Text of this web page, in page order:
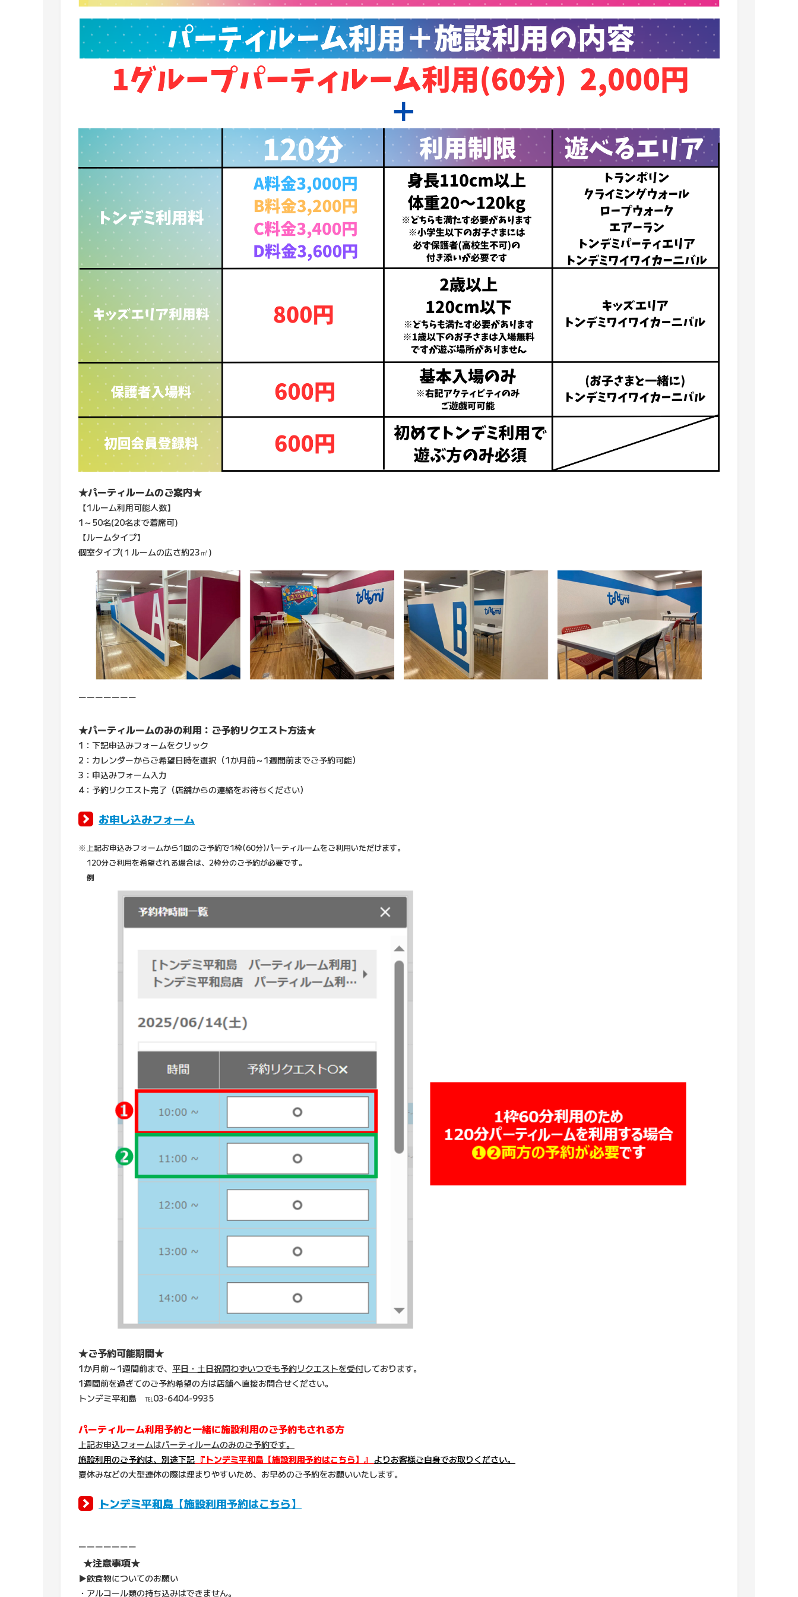
★パーティルームのご案内★
【1ルーム利用可能人数】
1～50名(20名まで着席可)
【ルームタイプ】
個室タイプ(１ルームの広さ約23㎡)
ーーーーーーー
★パーティルームのみの利用：ご予約リクエスト方法★
1：下記申込みフォームをクリック
2：カレンダーからご希望日時を選択（1か月前～1週間前までご予約可能）
3：申込みフォーム入力
4：予約リクエスト完了（店舗からの連絡をお待ちください）
お申し込みフォーム
※上記お申込みフォームから1回のご予約で1枠(60分)パーティルームをご利用いただけます。
120分ご利用を希望される場合は、2枠分のご予約が必要です。
例
★ご予約可能期間★
1か月前～1週間前まで、 平日・土日祝問わずいつでも予約リクエストを受付しております。
1週間前を過ぎてのご予約希望の方は店舗へ直接お問合せください。
トンデミ平和島 ℡03-6404-9935
パーティルーム利用予約と一緒に施設利用のご予約もされる方
上記お申込フォームはパーティルームのみのご予約です。
施設利用のご予約は、別途下記 『トンデミ平和島【施設利用予約はこちら】』 よりお客様ご自身でお取りください。
夏休みなどの大型連休の際は埋まりやすいため、お早めのご予約をお願いいたします。
トンデミ平和島【施設利用予約はこちら】
ーーーーーーー
★注意事項★
▶飲食物についてのお願い
・アルコール類の持ち込みはできません。